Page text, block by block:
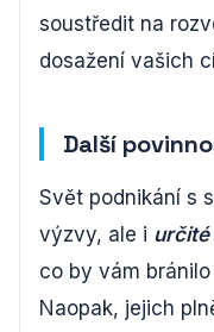
soustředit na
dosažení vašich
Další
Svět podnikání s
výzvy, ale i určité
co by vám
Naopak, jejich